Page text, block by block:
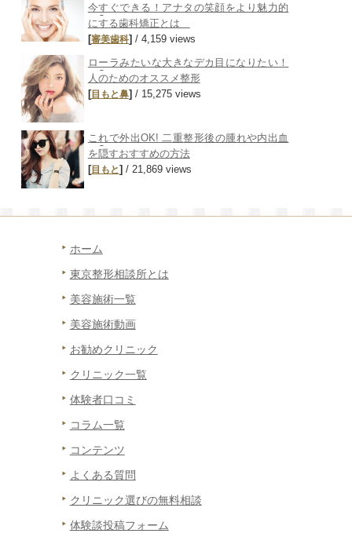
今すぐできる！アナタの笑顔をより魅力的
にする歯科矯正とは
[審美歯科] / 4,159 views
ローラみたいな大きなデカ目になりたい！
人のためのオススメ整形
[目もと鼻] / 15,275 views
これで外出OK! 二重整形後の腫れや内出血
を隠すおすすめの方法
[目もと] / 21,869 views
ホーム
東京整形相談所とは
美容施術一覧
美容施術動画
お勧めクリニック
クリニック一覧
体験者口コミ
コラム一覧
コンテンツ
よくある質問
クリニック選びの無料相談
体験談投稿フォーム